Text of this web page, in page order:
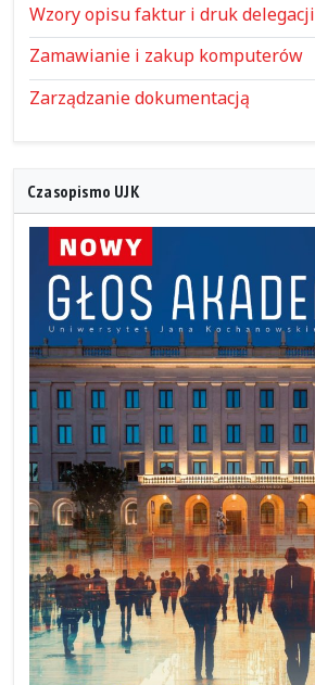
Wzory opisu faktur i druk delegacji
Zamawianie i zakup komputerów
Zarządzanie dokumentacją
Czasopismo UJK